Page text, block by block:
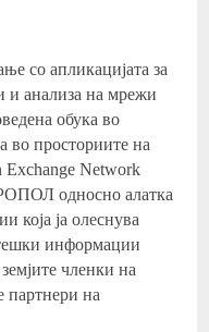
со апликацијата за
и анализа на мрежи
обука во
во просториите на
Network
односно алатка
која ја олеснува
информации
членки на
на